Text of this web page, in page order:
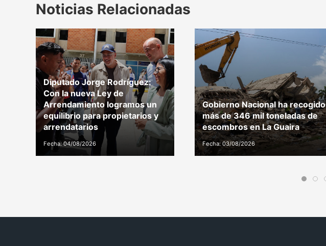
Noticias Relacionadas
Diputado Jorge Rodríguez:
Con la nueva Ley de
Arrendamiento logramos un
equilibrio para propietarios y
arrendatarios
Fecha: 04/08/2026
Gobierno Nacional ha recogido
más de 346 mil toneladas de
escombros en La Guaira
Fecha: 03/08/2026